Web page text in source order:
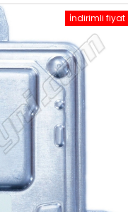
İndirimli fiyat